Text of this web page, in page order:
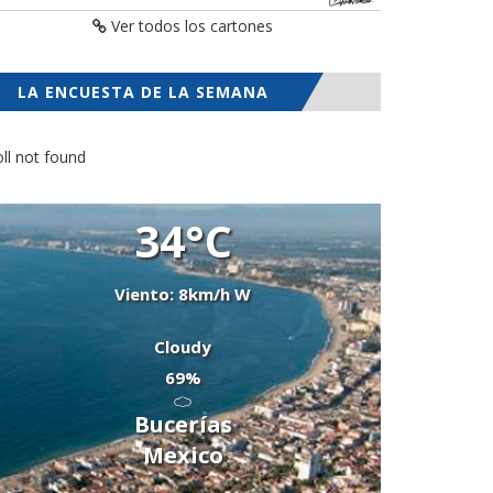
Ver todos los cartones
LA ENCUESTA DE LA SEMANA
not found
34°C
Viento: 8km/h W
Cloudy
69%
Bucerías
Mexico